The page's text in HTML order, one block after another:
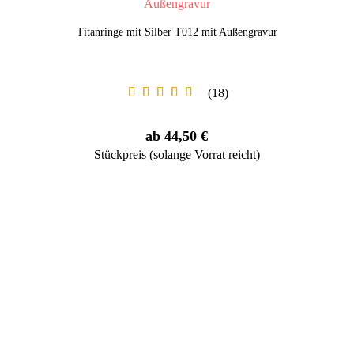
Titanringe mit Silber T012 mit Außengravur
18
ab 44,50 €
Stückpreis (solange Vorrat reicht)